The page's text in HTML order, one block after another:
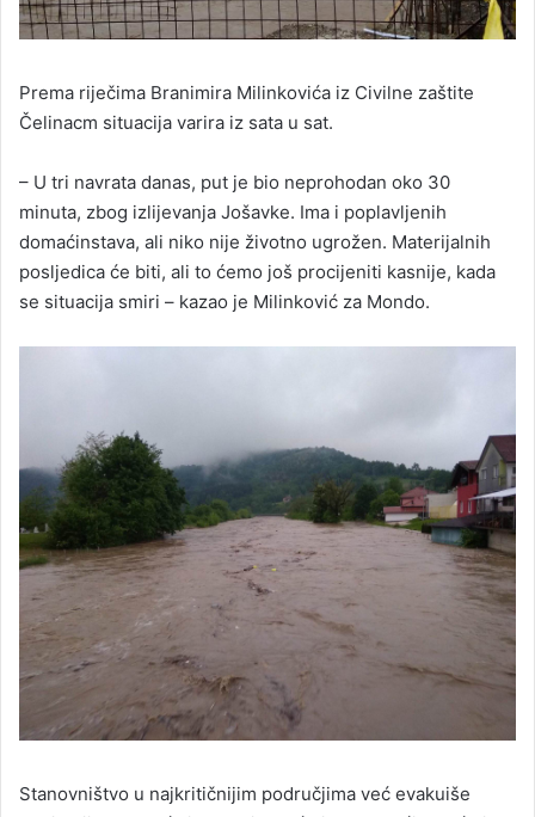
Prema riječima Branimira Milinkovića iz Civilne zaštite
Čelinacm situacija varira iz sata u sat.
– U tri navrata danas, put je bio neprohodan oko 30
minuta, zbog izlijevanja Jošavke. Ima i poplavljenih
domaćinstava, ali niko nije životno ugrožen. Materijalnih
posljedica će biti, ali to ćemo još procijeniti kasnije, kada
se situacija smiri – kazao je Milinković za Mondo.
Stanovništvo u najkritičnijim područjima već evakuiše